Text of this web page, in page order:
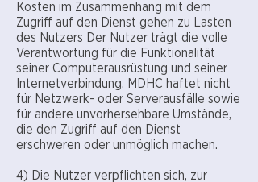
Kosten im Zusammenhang mit dem
Zugriff auf den Dienst gehen zu Lasten
des Nutzers Der Nutzer trägt die volle
Verantwortung für die Funktionalität
seiner Computerausrüstung und seiner
Internetverbindung. MDHC haftet nicht
für Netzwerk- oder Serverausfälle sowie
für andere unvorhersehbare Umstände,
die den Zugriff auf den Dienst
erschweren oder unmöglich machen.
4) Die Nutzer verpflichten sich, zur